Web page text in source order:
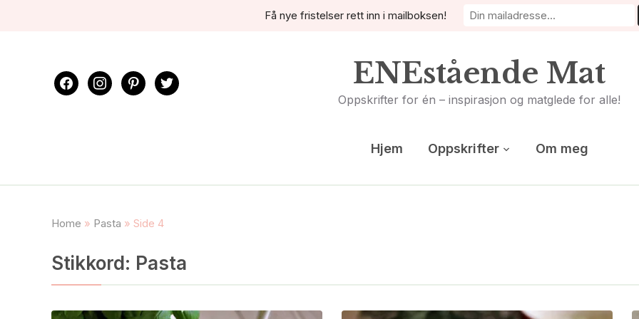
facebookinstagrampinterest
twitter ENEstående Mat
Oppskrifter for én – inspirasjon og matglede for alle!
Hjem Oppskrifter Om meg
Home » Pasta » Side 4
Stikkord: Pasta
Få nye fristelser rett inn i mailboksen!